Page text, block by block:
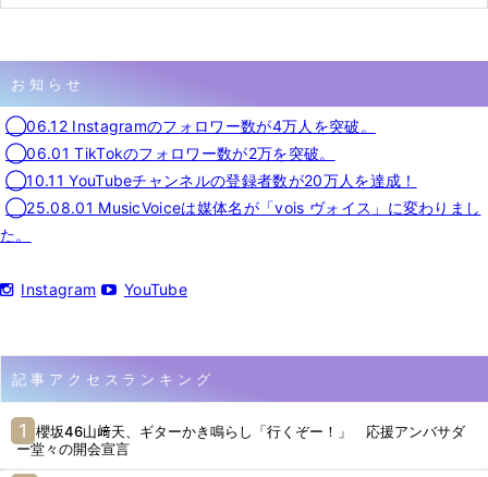
お知らせ
◯06.12 Instagramのフォロワー数が4万人を突破。
◯06.01 TikTokのフォロワー数が2万を突破。
◯10.11 YouTubeチャンネルの登録者数が20万人を達成！
◯25.08.01 MusicVoiceは媒体名が「vois ヴォイス」に変わりまし
た。
Instagram YouTube
記事アクセスランキング
櫻坂46山﨑天、ギターかき鳴らし「行くぞー！」 応援アンバサダ
ー堂々の開会宣言